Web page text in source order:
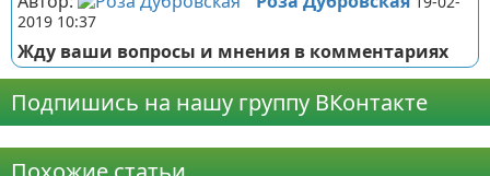
2019 10:37
Жду ваши вопросы и мнения в комментариях
Подпишись на нашу группу ВКонтакте